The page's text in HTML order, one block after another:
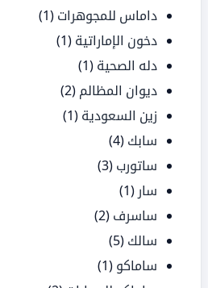
داماس للمجوهرات (1)
دخون الإماراتية (1)
دله الصحية (1)
ديوان المظالم (2)
زين السعودية (1)
سابك (4)
ساتورب (3)
سار (1)
ساسرف (2)
سالك (5)
ساماكو (1)